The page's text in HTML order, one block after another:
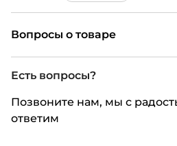
Вопросы о товаре
Есть вопросы?
Позвоните нам, мы с
ответим